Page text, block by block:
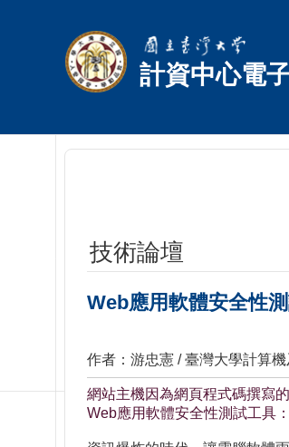
計資中心電
技術論壇
Web應用軟體安全性
作者：游忠憲 / 臺灣大學計算
網站主機因為網頁程式碼撰寫
Web應用軟體安全性測試工具